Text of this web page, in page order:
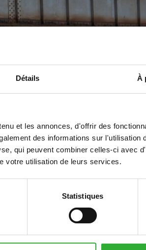
Détails À
et les annonces, d'offrir des
des informations sur l'utilisation
qui peuvent combiner celles-ci avec
votre utilisation de leurs services.
Statistiques